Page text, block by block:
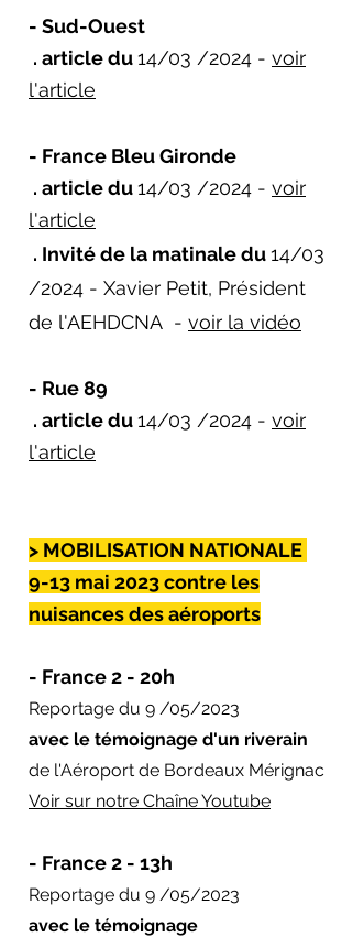
- Sud-Ouest
. article du14/03 /2024 - voir
l'article
- France Bleu Gironde
. article du14/03 /2024 - voir
l'article
. Invité de la matinale du14/03
/2024 - Xavier Petit, Président
de l'AEHDCNA - voir la vidéo
- Rue 89
. article du14/03 /2024 - voir
l'article
> MOBILISATION NATIONALE
9-13 mai 2023 contre les
nuisances des aéroports
- France 2 - 20h
Reportage du 9 /05/2023
avec le témoignage d'un riverain
de l'Aéroport de Bordeaux Mérignac
Voir sur notre Chaîne Youtube
- France 2 - 13h
Reportage du 9 /05/2023
avec le témoignage